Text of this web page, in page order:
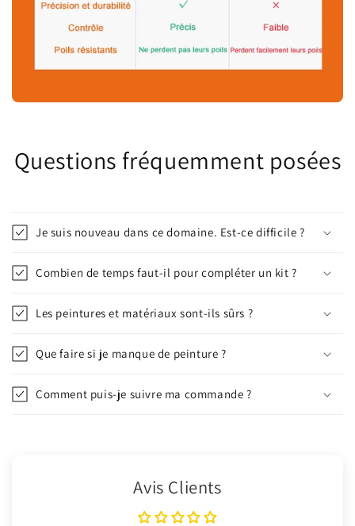
Questions fréquemment posées
Je suis nouveau dans ce domaine. Est-ce difficile ?
Combien de temps faut-il pour compléter un kit ?
Les peintures et matériaux sont-ils sûrs ?
Que faire si je manque de peinture ?
Comment puis-je suivre ma commande ?
Avis Clients